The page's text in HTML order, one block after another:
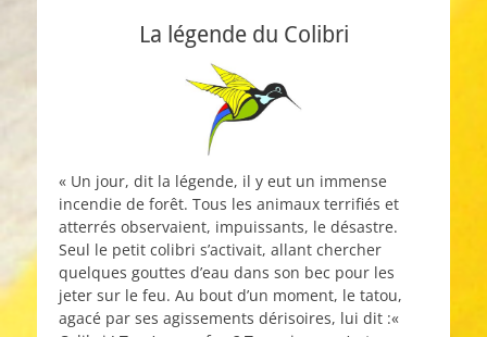
La légende du Colibri
« Un jour, dit la légende, il y eut un immense
incendie de forêt. Tous les animaux terrifiés et
atterrés observaient, impuissants, le désastre.
Seul le petit colibri s’activait, allant chercher
quelques gouttes d’eau dans son bec pour les
jeter sur le feu. Au bout d’un moment, le tatou,
agacé par ses agissements dérisoires, lui dit :«